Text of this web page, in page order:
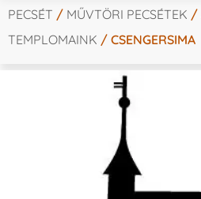
PECSÉT / MŰVTÖRI PECSÉTEK /
TEMPLOMAINK / CSENGERSIMA